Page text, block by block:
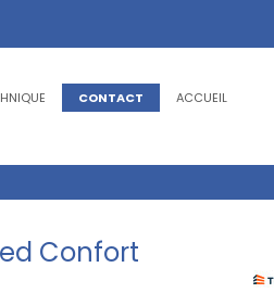
CONTACT ACCUEIL
Confort